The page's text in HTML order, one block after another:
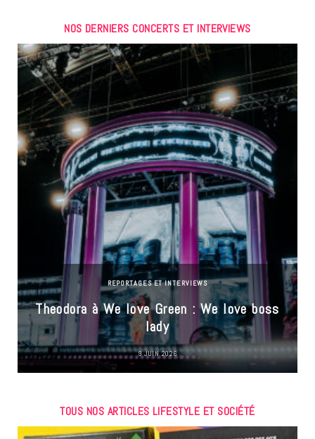
NOS DERNIERS CONCERTS ET INTERVIEWS
REPORTAGES ET INTERVIEWS
Theodora à We love Green : We love boss
lady
9 JUIN 2026
TOUS NOS ARTICLES LIFESTYLE ET SOCIÉTÉ